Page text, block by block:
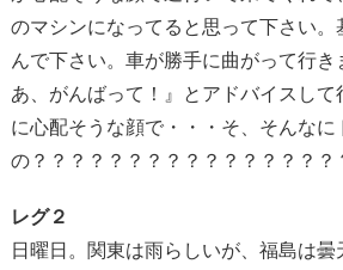
のマシンになってると思って下さい。
んで下さい。車が勝手に曲がって行き
あ、がんばって！』とアドバイスして
に心配そうな顔で・・・そ、そんなに
の？？？？？？？？？？？？？？？？
レグ２
日曜日。関東は雨らしいが、福島は